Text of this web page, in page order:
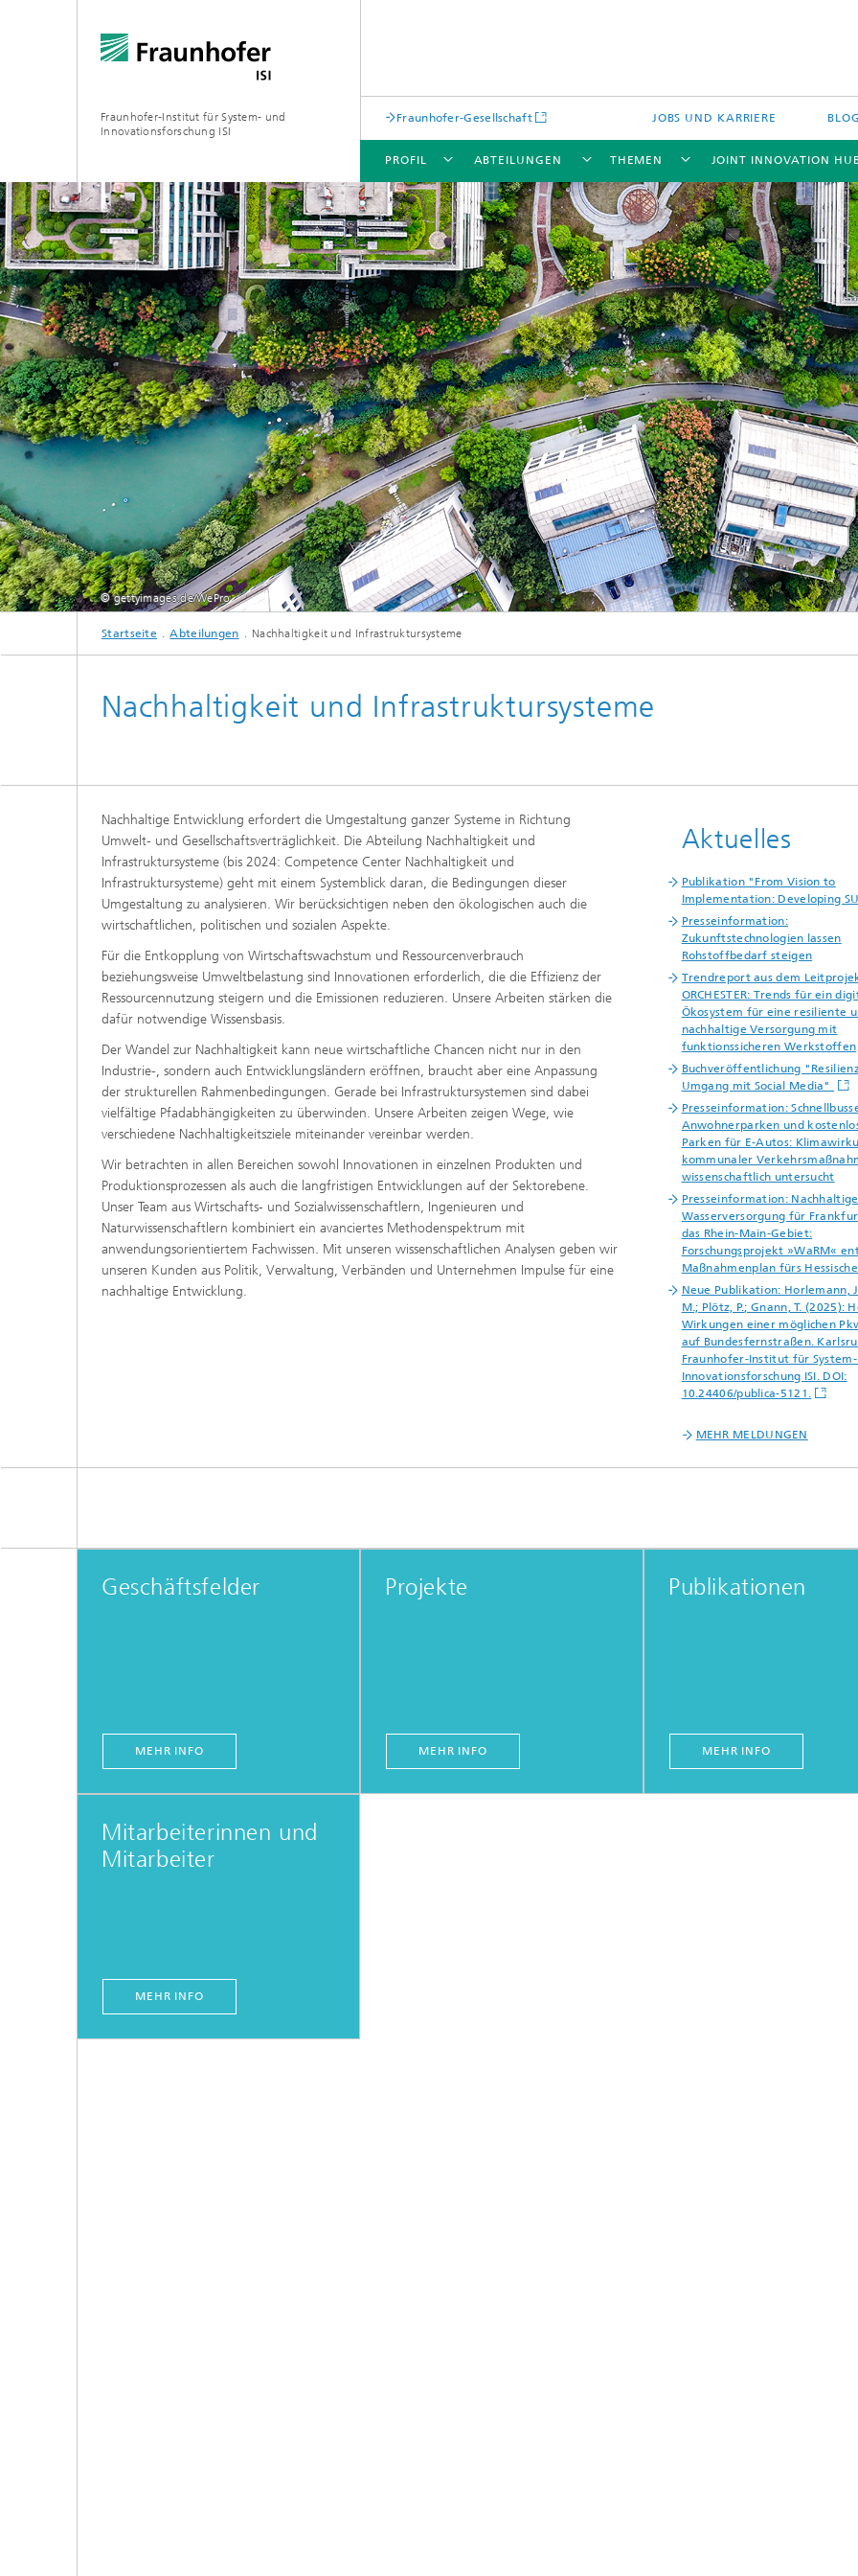
Fraunhofer-Institut für System- und
Innovationsforschung ISI
Fraunhofer-Gesellschaft JOBS UND KARRIERE
PROFIL
PROFIL
ABTEILUNGEN
ABTEILUNGEN
THEMEN
THEMEN
JOINT INNOVATION
JOINT INNOVATION HUB
Die Abteilung Nachhaltigkeit und Infrastruktursysteme am Fraunhofer ISI analysiert Voraussetzungen und Möglichkeiten zur
© gettyimages.de/WePro
Startseite Abteilungen Nachhaltigkeit und Infrastruktursysteme
Nachhaltigkeit und Infrastruktursysteme
Nachhaltige Entwicklung erfordert die Umgestaltung ganzer Systeme in Richtung
Umwelt- und Gesellschaftsverträglichkeit. Die Abteilung Nachhaltigkeit und
Infrastruktursysteme (bis 2024: Competence Center Nachhaltigkeit und
Infrastruktursysteme) geht mit einem Systemblick daran, die Bedingungen dieser
Umgestaltung zu analysieren. Wir berücksichtigen neben den ökologischen auch die
wirtschaftlichen, politischen und sozialen Aspekte.
Für die Entkopplung von Wirtschaftswachstum und Ressourcenverbrauch
beziehungsweise Umweltbelastung sind Innovationen erforderlich, die die Effizienz der
Ressourcennutzung steigern und die Emissionen reduzieren. Unsere Arbeiten stärken die
dafür notwendige Wissensbasis.
Der Wandel zur Nachhaltigkeit kann neue wirtschaftliche Chancen nicht nur in den
Industrie-, sondern auch Entwicklungsländern eröffnen, braucht aber eine Anpassung
der strukturellen Rahmenbedingungen. Gerade bei Infrastruktursystemen sind dabei
vielfältige Pfadabhängigkeiten zu überwinden. Unsere Arbeiten zeigen Wege, wie
verschiedene Nachhaltigkeitsziele miteinander vereinbar werden.
Wir betrachten in allen Bereichen sowohl Innovationen in einzelnen Produkten und
Produktionsprozessen als auch die langfristigen Entwicklungen auf der Sektorebene.
Unser Team aus Wirtschafts- und Sozialwissenschaftlern, Ingenieuren und
Naturwissenschaftlern kombiniert ein avanciertes Methodenspektrum mit
anwendungsorientiertem Fachwissen. Mit unseren wissenschaftlichen Analysen geben wir
unseren Kunden aus Politik, Verwaltung, Verbänden und Unternehmen Impulse für eine
nachhaltige Entwicklung.
Aktuelles
Publikation "From Vision to
Implementation: Developing
Presseinformation:
Zukunftstechnologien lassen
Rohstoffbedarf steigen
Trendreport aus dem
ORCHESTER: Trends für ein
Ökosystem für eine resiliente
nachhaltige Versorgung mit
funktionssicheren Werkstoffen
Buchveröffentlichung
Umgang mit Social Media"
Presseinformation:
Anwohnerparken und
Parken für E-Autos:
kommunaler
wissenschaftlich untersucht
Presseinformation: Nachhaltige
Wasserversorgung für
das Rhein-Main-Gebiet:
Forschungsprojekt »WaRM«
Maßnahmenplan fürs
Neue Publikation: Horlemann,
M.; Plötz, P.; Gnann, T. (2025):
Wirkungen einer möglichen
auf Bundesfernstraßen.
Fraunhofer-Institut für
Innovationsforschung ISI. DOI:
10.24406/publica-5121.
MEHR MELDUNGEN
Geschäftsfelder
MEHR INFO
Projekte
MEHR INFO
Publikationen
MEHR INFO
Mitarbeiterinnen und
Mitarbeiter
MEHR INFO